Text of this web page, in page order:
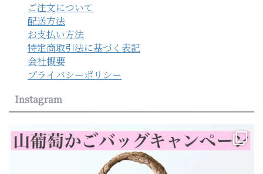
ご注文について
配送方法
お支払い方法
特定商取引法に基づく表記
会社概要
プライバシーポリシー
Instagram